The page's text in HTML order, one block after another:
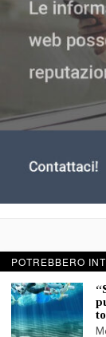
©
POTREBBERO